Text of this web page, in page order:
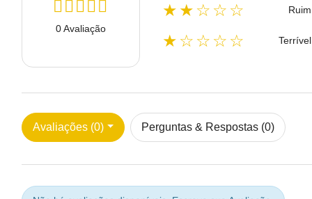
0 Avaliação
★★☆☆☆ Ruim
★☆☆☆☆ Terrível
Avaliações (0) Perguntas & Respostas (0)